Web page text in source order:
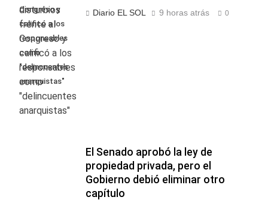
Congreso y
calificó a los
responsables
como
"delincuentes
anarquistas"
Diario EL SOL 9 horas atrás 0
El Senado aprobó la ley de
propiedad privada, pero el
Gobierno debió eliminar otro
capítulo